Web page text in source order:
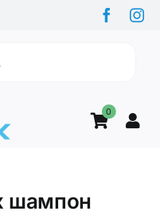
0
шампон